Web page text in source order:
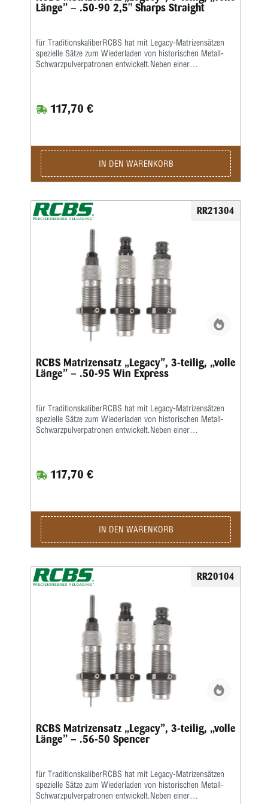
Länge” – .50-90 2,5" Sharps Straight
für TraditionskaliberRCBS hat mit Legacy-Matrizensätzen
spezielle Sätze zum Wiederladen von historischen Metall-
Schwarzpulverpatronen entwickelt.Neben einer
zum Kalibrieren gefettet werden.Die Matrizen besitzen das
⅞x14“-Standardgewinde und passen in alle gängigen
separat.
117,70 €
IN DEN WARENKORB
RR21304
RCBS Matrizensatz „Legacy”, 3-teilig, „volle
Länge” – .50-95 Win Express
für TraditionskaliberRCBS hat mit Legacy-Matrizensätzen
spezielle Sätze zum Wiederladen von historischen Metall-
Schwarzpulverpatronen entwickelt.Neben einer
zum Kalibrieren gefettet werden.Die Matrizen besitzen das
⅞x14“-Standardgewinde und passen in alle gängigen
separat.
117,70 €
IN DEN WARENKORB
RR20104
RCBS Matrizensatz „Legacy”, 3-teilig, „volle
Länge” – .56-50 Spencer
für TraditionskaliberRCBS hat mit Legacy-Matrizensätzen
spezielle Sätze zum Wiederladen von historischen Metall-
Schwarzpulverpatronen entwickelt.Neben einer